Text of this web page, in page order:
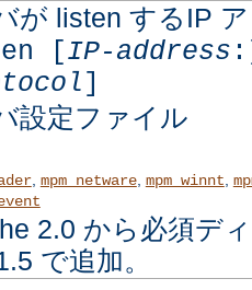
が listen するIP
[IP-address
]
設定ファイル
, mpm_netware, mpm_winnt
2.0 から必須デ
で追加。